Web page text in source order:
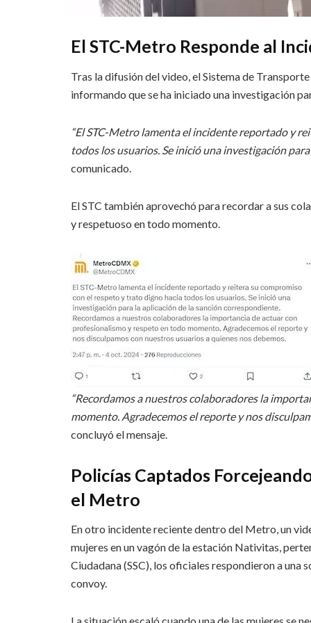
El STC-Metro Responde al
Tras la difusión del video, el Sistema de
informando que se ha iniciado una investigación
“El STC-Metro lamenta el incidente reportado y
todos los usuarios. Se inició una investigación
comunicado.
El STC también aprovechó para recordar a sus
y respetuoso en todo momento.
“Recordamos a nuestros colaboradores la
momento. Agradecemos el reporte y nos
concluyó el mensaje.
Policías Captados
el Metro
En otro incidente reciente dentro del Metro, un
mujeres en un vagón de la estación Nativitas,
Ciudadana (SSC), los oficiales respondieron a
convoy.